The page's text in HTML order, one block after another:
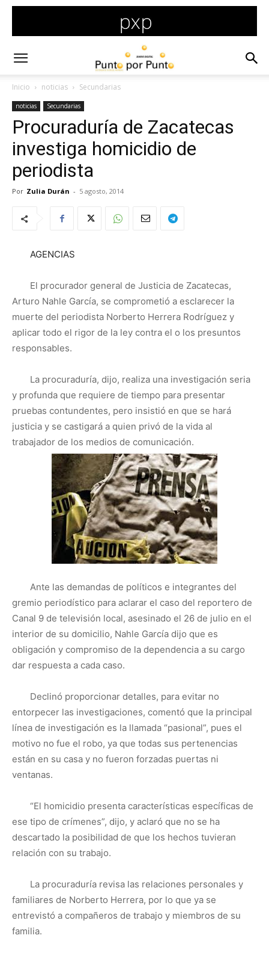
Inicio noticias Secundarias
noticias Secundarias
Procuraduría de Zacatecas
investiga homicidio de
periodista
Por Zulia Durán - 5 agosto, 2014
AGENCIAS
El procurador general de Justicia de Zacatecas,
Arturo Nahle García, se comprometió a esclarecer la
muerte del periodista Norberto Herrera Rodríguez y
aplicar todo el rigor de la ley contra el o los presuntos
responsables.
La procuraduría, dijo, realiza una investigación seria
y profunda que requiere de tiempo para presentar
pruebas contundentes, pero insistió en que se hará
justicia y se castigará a quien privó de la vida al
trabajador de los medios de comunicación.
Ante las demandas de políticos e integrantes del
gremio periodístico para aclarar el caso del reportero de
Canal 9 de televisión local, asesinado el 26 de julio en el
interior de su domicilio, Nahle García dijo que es
obligación y compromiso de la dependencia a su cargo
dar respuesta a cada caso.
Declinó proporcionar detalles, para evitar no
entorpecer las investigaciones, comentó que la principal
línea de investigación es la llamada “pasional”, pues el
motivo no fue el robo, ya que todas sus pertenencias
están en su casa y no fueron forzadas puertas ni
ventanas.
“El homicidio presenta características específicas de
ese tipo de crímenes”, dijo, y aclaró que no se ha
descartado la posibilidad de que los hechos tuvieran
relación con su trabajo.
La procuraduría revisa las relaciones personales y
familiares de Norberto Herrera, por lo que ya se
entrevistó a compañeros de trabajo y miembros de su
familia.